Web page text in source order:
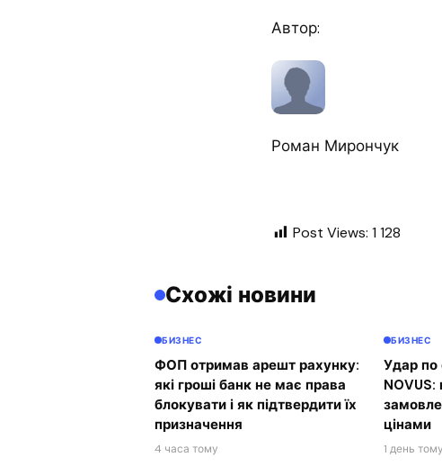
Автор:
Роман Мирончук
Post Views: 1 128
Схожі новини
БИЗНЕС
ФОП отримав арешт рахунку:
які гроші банк не має права
блокувати і як підтвердити їх
призначення
4 часа тому
БИЗНЕС
Удар по
NOVUS:
цінами
1 день тому